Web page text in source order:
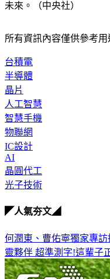
未來。（中央社）
所有資訊內容僅供參考
台積電
半導體
晶片
人工智慧
智慧手機
物聯網
IC設計
AI
晶圓代工
光子技術
◤人氣夯文◢
何潤東、曹佑寧獨家專訪
靈夥伴 超準測字!這輩子